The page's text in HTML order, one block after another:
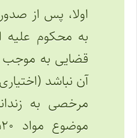
اولا، پس از
به محکوم علیه
قضایی به موجب
آن نباشد
مرخصی به